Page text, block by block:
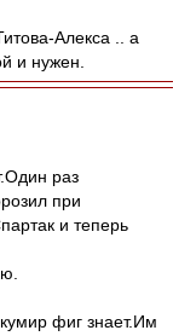
Алекса .. а
и нужен.
раз
при
и теперь
фиг знает.Им